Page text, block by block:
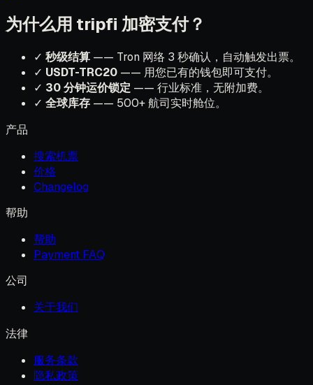
为什么用 tripfi 加密支付？
✓ 秒级结算 —— Tron 网络 3 秒确认，自动触发出票。
✓ USDT-TRC20 —— 用您已有的钱包即可支付。
✓ 30 分钟运价锁定 —— 行业标准，无附加费。
✓ 全球库存 —— 500+ 航司实时舱位。
产品
搜索机票
价格
Changelog
帮助
帮助
Payment FAQ
公司
关于我们
法律
服务条款
隐私政策